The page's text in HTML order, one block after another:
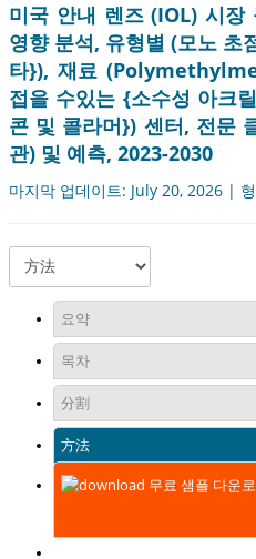
미국 안내 렌즈 (IOL) 시
영향 분석, 유형별 (모노 초
타}), 재료
접을 수있는 {소수성 아크
콘 및 콜라머}) 센터, 전문
관) 및 예측, 2023-2030
마지막 업데이트: July 20, 2026 |
요약
목차
分割
方法
무료 샘플 다운